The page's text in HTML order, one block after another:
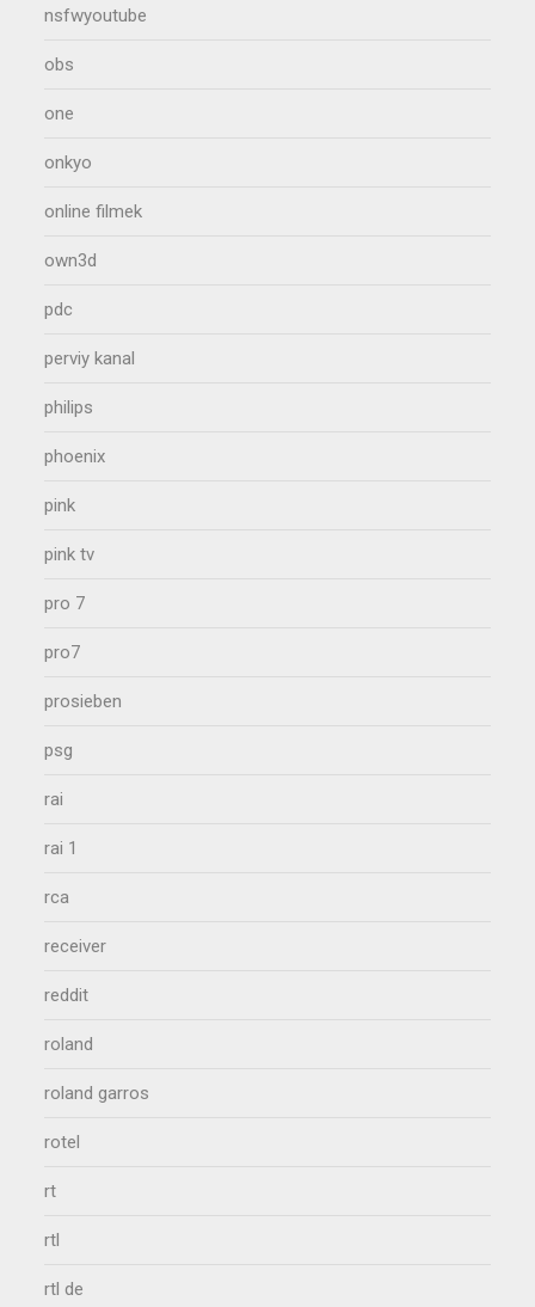
nsfwyoutube
obs
one
onkyo
online filmek
own3d
pdc
perviy kanal
philips
phoenix
pink
pink tv
pro 7
pro7
prosieben
psg
rai
rai 1
rca
receiver
reddit
roland
roland garros
rotel
rt
rtl
rtl de